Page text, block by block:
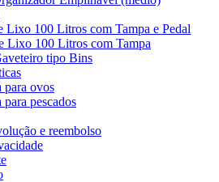
Lixo 100 Litros com Tampa e Pedal
Lixo 100 Litros com Tampa
tipo Bins
para ovos
para pescados
e reembolso